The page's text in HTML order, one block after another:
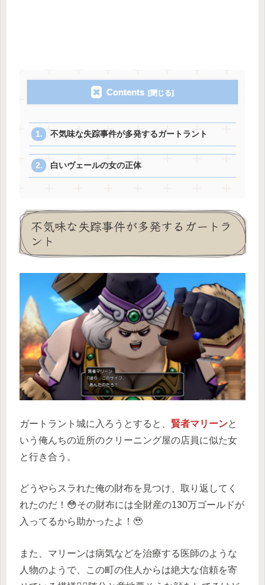
Contents
不気味な失踪事件が多発するガートラント
白いヴェールの女の正体
不気味な失踪事件が多発するガートラ
ント
ガートラント城に入ろうとすると、 賢者マリーンと
いう俺んちの近所のクリーニング屋の店員に似た女
と行き合う。
どうやらスラれた俺の財布を見つけ、取り返してく
れたのだ！😳その財布には全財産の130万ゴールドが
入ってるから助かったよ！🥹
また、マリーンは病気などを治療する医師のような
人物のようで、この町の住人からは絶大な信頼を寄